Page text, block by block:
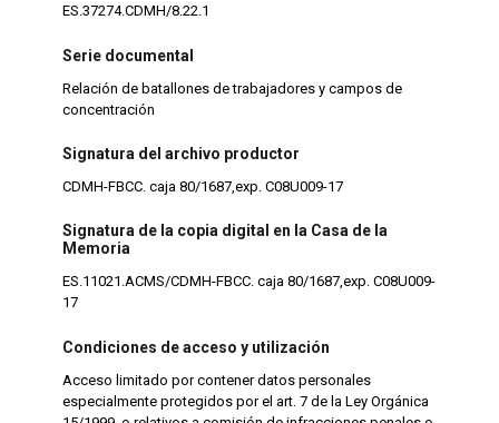
ES.37274.CDMH/8.22.1
Serie documental
Relación de batallones de trabajadores y campos de
concentración
Signatura del archivo productor
CDMH-FBCC. caja 80/1687,exp. C08U009-17
Signatura de la copia digital en la Casa de la
Memoria
ES.11021.ACMS/CDMH-FBCC. caja 80/1687,exp. C08U009-
17
Condiciones de acceso y utilización
Acceso limitado por contener datos personales
especialmente protegidos por el art. 7 de la Ley Orgánica